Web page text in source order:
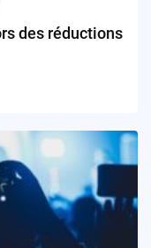
des réductions